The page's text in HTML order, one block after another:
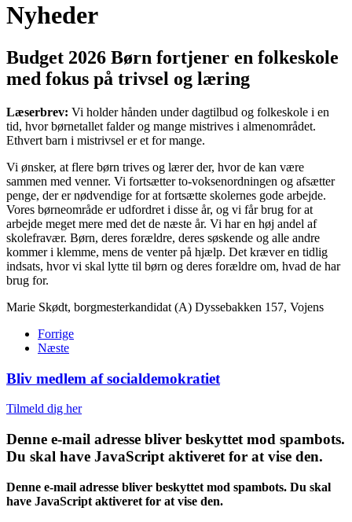
Nyheder
Budget 2026 Børn fortjener en folkeskole
med fokus på trivsel og læring
Læserbrev: Vi holder hånden under dagtilbud og folkeskole i en
tid, hvor børnetallet falder og mange mistrives i almenområdet.
Ethvert barn i mistrivsel er et for mange.
Vi ønsker, at flere børn trives og lærer der, hvor de kan være
sammen med venner. Vi fortsætter to-voksenordningen og afsætter
penge, der er nødvendige for at fortsætte skolernes gode arbejde.
Vores børneområde er udfordret i disse år, og vi får brug for at
arbejde meget mere med det de næste år. Vi har en høj andel af
skolefravær. Børn, deres forældre, deres søskende og alle andre
kommer i klemme, mens de venter på hjælp. Det kræver en tidlig
indsats, hvor vi skal lytte til børn og deres forældre om, hvad de har
brug for.
Marie Skødt, borgmesterkandidat (A) Dyssebakken 157, Vojens
Forrige
Næste
Bliv medlem af socialdemokratiet
Tilmeld dig her
Denne e-mail adresse bliver beskyttet mod spambots.
Du skal have JavaScript aktiveret for at vise den.
Denne e-mail adresse bliver beskyttet mod spambots. Du skal
have JavaScript aktiveret for at vise den.